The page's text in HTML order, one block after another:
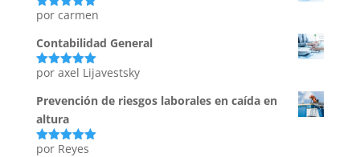
Valorado
por carmen
Contabilidad General
Valorado
por axel Lijavestsky
Prevención de riesgos laborales en caída en
altura
Valorado
por Reyes